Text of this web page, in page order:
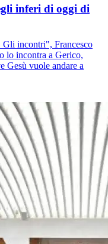
inferi di oggi di
Gli incontri", Francesco
lo incontra a Gerico,
Gesù vuole andare a